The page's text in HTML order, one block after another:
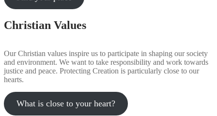
Christian Values
Our Christian values inspire us to participate in shaping our society
and environment. We want to take responsibility and work towards
justice and peace. Protecting Creation is particularly close to our
hearts.
What is close to your heart?